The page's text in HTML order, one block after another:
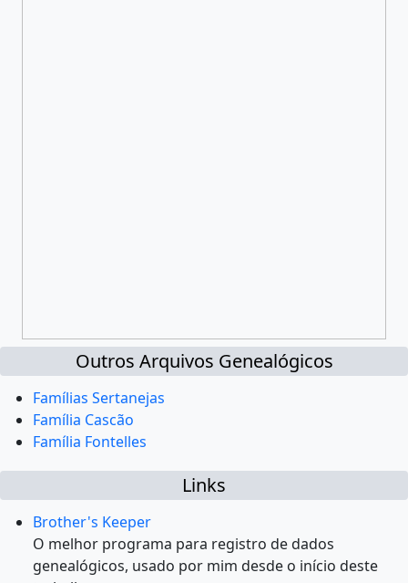
Outros Arquivos Genealógicos
Famílias Sertanejas
Família Cascão
Família Fontelles
Links
Brother's Keeper
O melhor programa para registro de dados
genealógicos, usado por mim desde o início deste